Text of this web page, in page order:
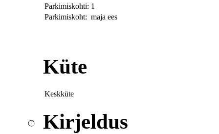
Parkimiskohti: 1
Parkimiskoht: maja ees
Küte
Keskküte
Kirjeldus